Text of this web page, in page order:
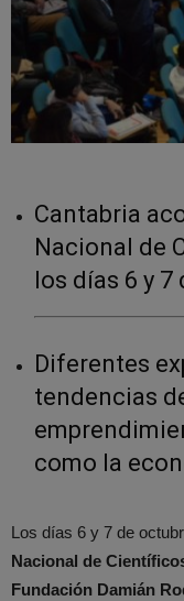
Cantabria
Nacional de
los días 6 y 7
Diferentes
tendencias
como la
Los días 6 y 7 de
Nacional de
Fundación Damián